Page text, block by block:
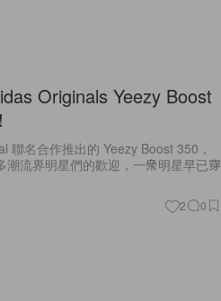
Originals Yeezy Boost
聯名合作推出的 Yeezy Boost 350，
流界明星們的歡迎，一衆明星早已穿
2 0